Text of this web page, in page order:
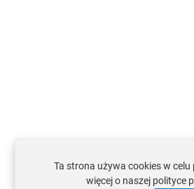
Ta strona używa cookies w
więcej o naszej polityce